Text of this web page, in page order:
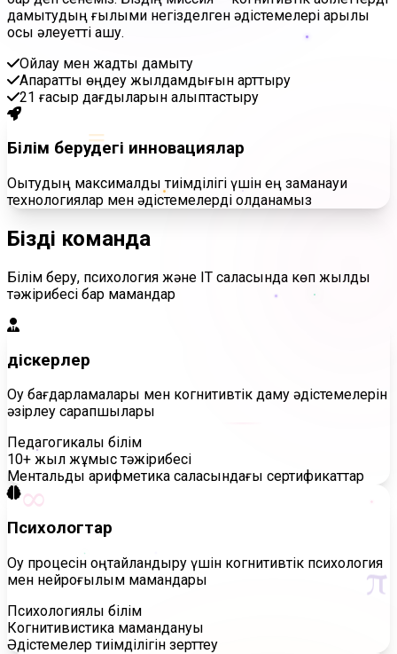
π
∞
=
дамытудың ғылыми негізделген әдістемелері арқылы
осы әлеуетті ашу.
Ойлау мен жадты дамыту
Ақпаратты өңдеу жылдамдығын арттыру
21 ғасыр дағдыларын қалыптастыру
Білім берудегі инновациялар
Оқытудың максималды тиімділігі үшін ең заманауи
технологиялар мен әдістемелерді қолданамыз
Біздің команда
Білім беру, психология және IT саласында көп жылдық
тәжірибесі бар мамандар
Әдіскерлер
Оқу бағдарламалары мен когнитивтік даму әдістемелерін
әзірлеу сарапшылары
Педагогикалық білім
10+ жыл жұмыс тәжірибесі
Ментальдық арифметика саласындағы сертификаттар
Психологтар
Оқу процесін оңтайландыру үшін когнитивтік психология
мен нейроғылым мамандары
Психологиялық білім
Когнитивистика мамандануы
Әдістемелер тиімділігін зерттеу